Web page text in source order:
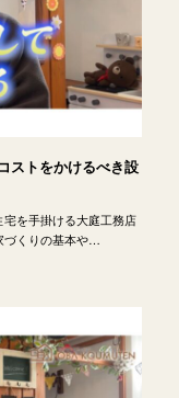
ストをかけるべき設
を手掛ける大庭工務店
づくりの基本や…